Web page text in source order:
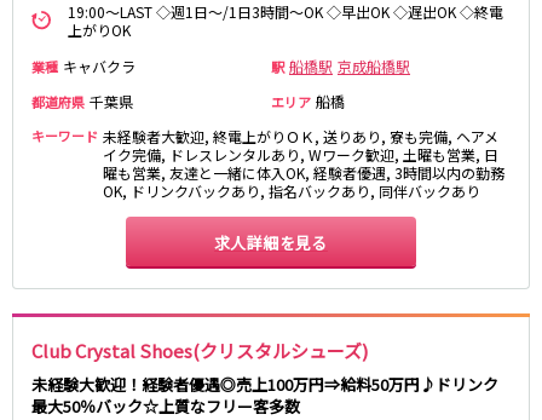
19:00～LAST ◇週1日～/1日3時間～OK ◇早出OK ◇遅出OK ◇終電
上がりOK
業種 キャバクラ 駅 船橋駅 京成船橋駅
都道府県 千葉県 エリア 船橋
キーワード 未経験者大歓迎, 終電上がりＯＫ, 送りあり, 寮も完備, ヘアメ
イク完備, ドレスレンタルあり, Wワーク歓迎, 土曜も営業, 日
曜も営業, 友達と一緒に体入OK, 経験者優遇, 3時間以内の勤務
OK, ドリンクバックあり, 指名バックあり, 同伴バックあり
求人詳細を見る
Club Crystal Shoes(クリスタルシューズ)
未経験大歓迎！経験者優遇◎売上100万円⇒給料50万円♪ドリンク
最大50％バック☆上質なフリー客多数
鎌倉駅
JR埼京線
新宿駅
赤羽駅
恵比寿駅
渋谷駅
十条駅
板橋駅
国分寺駅 八坂駅
小田急小田原線